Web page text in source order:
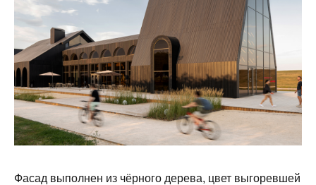
Фасад выполнен из чёрного дерева, цвет выгоревшей